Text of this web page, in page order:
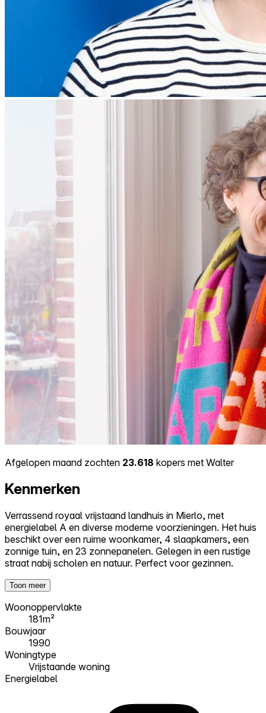
Afgelopen maand zochten 23.618 kopers met Walter
Kenmerken
Verrassend royaal vrijstaand landhuis in Mierlo, met
energielabel A en diverse moderne voorzieningen. Het huis
beschikt over een ruime woonkamer, 4 slaapkamers, een
zonnige tuin, en 23 zonnepanelen. Gelegen in een rustige
straat nabij scholen en natuur. Perfect voor gezinnen.
Toon meer
Woonoppervlakte
181m²
Bouwjaar
1990
Woningtype
Vrijstaande woning
Energielabel